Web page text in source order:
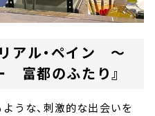
アル・ペイン ～
富都のふたり』
うな、刺激的な出会いを